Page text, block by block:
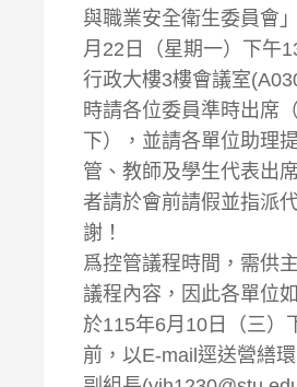
與職業安全衛生委員會
月22日（星期一）下午
行政大樓3樓會議室
時請各位委員準時出席
下），並請各單位助理
管、教師及學生代表出
者請於會前請假並指派
謝！
爲控管議程時間，需供
議程內容，因此各單位
於115年6月10日（三）
前，以E-mail逕送營繕